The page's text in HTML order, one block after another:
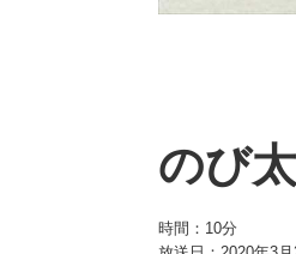
のび
時間： 10分